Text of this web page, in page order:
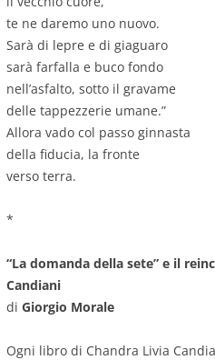
te ne daremo uno nuovo.
Sarà di lepre e di giaguaro
sarà farfalla e buco fondo
nell’asfalto, sotto il gravame
delle tappezzerie umane.”
Allora vado col passo ginnasta
della fiducia, la fronte
verso terra.
*
“La domanda della sete” e il
Candiani
di Giorgio Morale
Ogni libro di Chandra Livia